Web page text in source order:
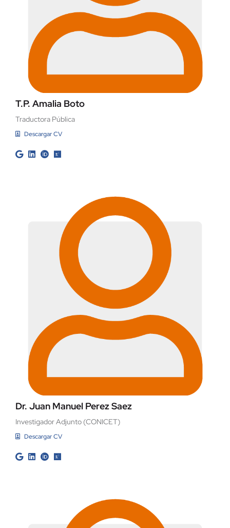
T.P. Amalia Boto
Traductora Pública
Descargar CV
Dr. Juan Manuel Perez Saez
Investigador Adjunto (CONICET)
Descargar CV